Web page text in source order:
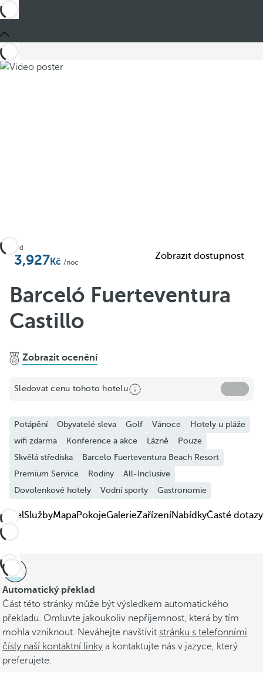
Sdílet
Zobrazit další fotografie a videa
Od
3,927 /noc
Zobrazit dostupnost
Barceló Fuerteventura
Castillo
Zobrazit ocenění
Sledovat cenu tohoto hotelu
Potápění Obyvatelé sleva Golf Vánoce
Hotely u pláže
wifi zdarma
Konference a akce Lázně
Pouze
Skvělá střediska
Barcelo Fuerteventura Beach Resort
Premium Service
Rodiny
All-Inclusive
Dovolenkové hotely
Vodní sporty Gastronomie
HotelSlužbyMapaPokojeGalerieZařízeníNabídkyČasté dotazy
Automatický překlad
Část této stránky může být výsledkem automatického
překladu. Omluvte jakoukoliv nepříjemnost, která by tím
mohla vzniknout. Neváhejte navštívit stránku s telefonními
čísly naší kontaktní linky a kontaktujte nás v jazyce, který
preferujete.